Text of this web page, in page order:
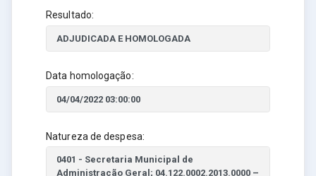
Resultado:
Data homologação:
Natureza de despesa: